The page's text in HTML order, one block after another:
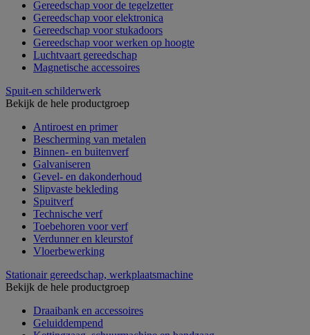
Gereedschap voor de tegelzetter
Gereedschap voor elektronica
Gereedschap voor stukadoors
Gereedschap voor werken op hoogte
Luchtvaart gereedschap
Magnetische accessoires
Spuit-en schilderwerk
Bekijk de hele productgroep
Antiroest en primer
Bescherming van metalen
Binnen- en buitenverf
Galvaniseren
Gevel- en dakonderhoud
Slipvaste bekleding
Spuitverf
Technische verf
Toebehoren voor verf
Verdunner en kleurstof
Vloerbewerking
Stationair gereedschap, werkplaatsmachine
Bekijk de hele productgroep
Draaibank en accessoires
Geluiddempend